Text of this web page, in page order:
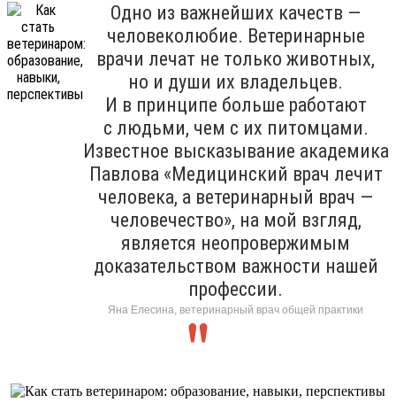
Одно из важнейших качеств —
человеколюбие. Ветеринарные
врачи лечат не только животных,
но и души их владельцев.
И в принципе больше работают
с людьми, чем с их питомцами.
Известное высказывание академика
Павлова «Медицинский врач лечит
человека, а ветеринарный врач —
человечество», на мой взгляд,
является неопровержимым
доказательством важности нашей
профессии.
Яна Елесина, ветеринарный врач общей практики